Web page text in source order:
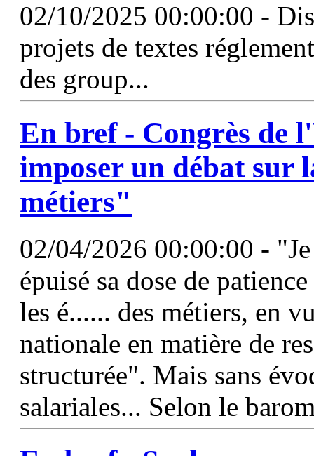
02/10/2025 00:00:00 -
projets de textes
des group...
En bref - Congrès de
imposer un débat sur
métiers"
02/04/2026 00:00:00 -
épuisé sa dose de
les é...... des métiers, en
nationale en matière de
structurée". Mais sans
salariales... Selon le